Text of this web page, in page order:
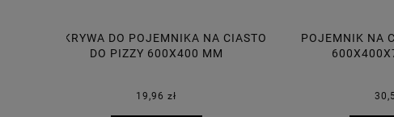
POJEMNIK NA CIASTO DO PIZZY
600X400X75 MM, 14L
30,50 zł
POJEMNIK